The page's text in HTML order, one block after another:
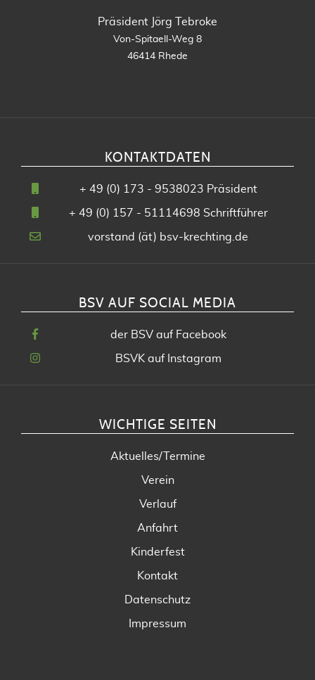
Präsident Jörg Tebroke
Von-Spitaell-Weg 8
46414 Rhede
KONTAKTDATEN
+ 49 (0) 173 - 9538023 Präsident
+ 49 (0) 157 - 51114698 Schriftführer
vorstand (ät) bsv-krechting.de
BSV AUF SOCIAL MEDIA
der BSV auf Facebook
BSVK auf Instagram
WICHTIGE SEITEN
Aktuelles/Termine
Verein
Verlauf
Anfahrt
Kinderfest
Kontakt
Datenschutz
Impressum